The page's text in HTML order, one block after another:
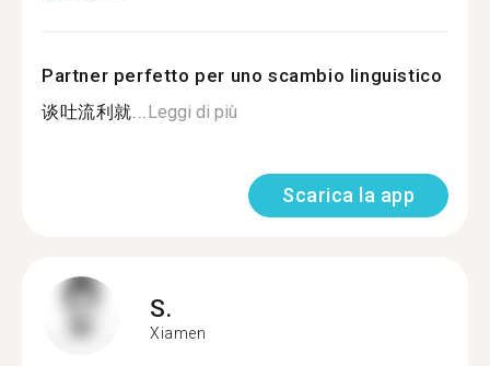
Partner perfetto per uno scambio linguistico
谈吐流利就...Leggi di più
Scarica la app
S.
Xiamen